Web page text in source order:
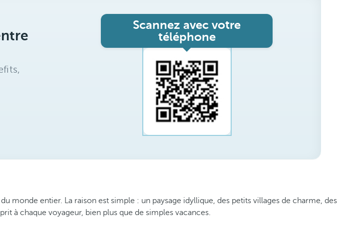
Scannez avec votre
téléphone
monde entier. La raison est simple : un paysage idyllique, des petits villages de charme, des
à chaque voyageur, bien plus que de simples vacances.